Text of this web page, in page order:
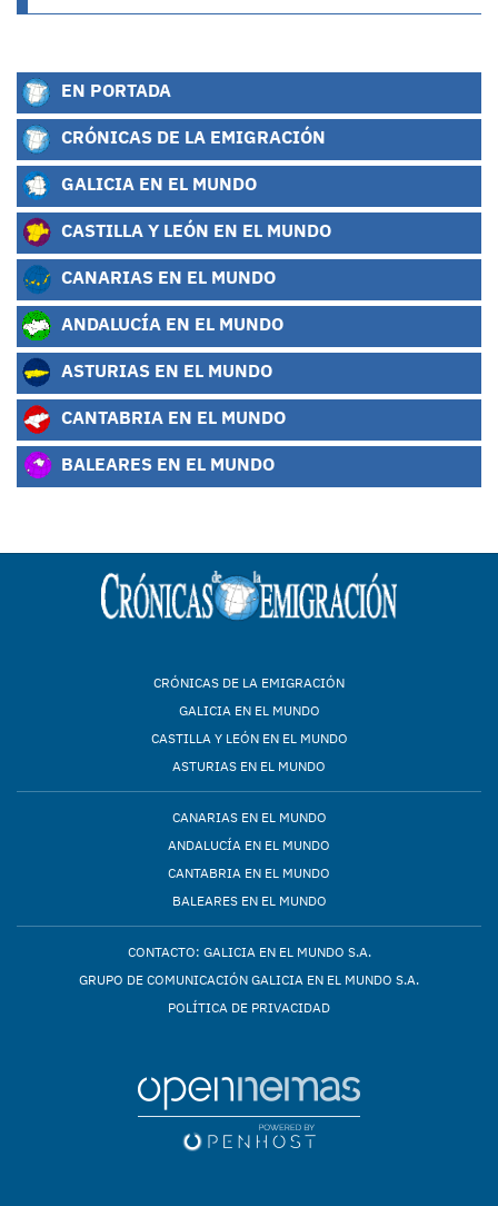
EN PORTADA
CRÓNICAS DE LA EMIGRACIÓN
GALICIA EN EL MUNDO
CASTILLA Y LEÓN EN EL MUNDO
CANARIAS EN EL MUNDO
ANDALUCÍA EN EL MUNDO
ASTURIAS EN EL MUNDO
CANTABRIA EN EL MUNDO
BALEARES EN EL MUNDO
CRÓNICAS DE LA EMIGRACIÓN
GALICIA EN EL MUNDO
CASTILLA Y LEÓN EN EL MUNDO
ASTURIAS EN EL MUNDO
CANARIAS EN EL MUNDO
ANDALUCÍA EN EL MUNDO
CANTABRIA EN EL MUNDO
BALEARES EN EL MUNDO
CONTACTO: GALICIA EN EL MUNDO S.A.
GRUPO DE COMUNICACIÓN GALICIA EN EL MUNDO S.A.
POLÍTICA DE PRIVACIDAD